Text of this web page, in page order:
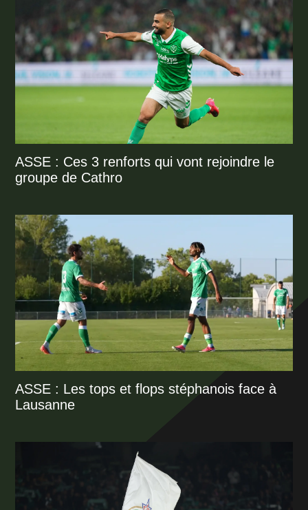
ASSE : Ces 3 renforts qui vont rejoindre le
groupe de Cathro
ASSE : Les tops et flops stéphanois face à
Lausanne